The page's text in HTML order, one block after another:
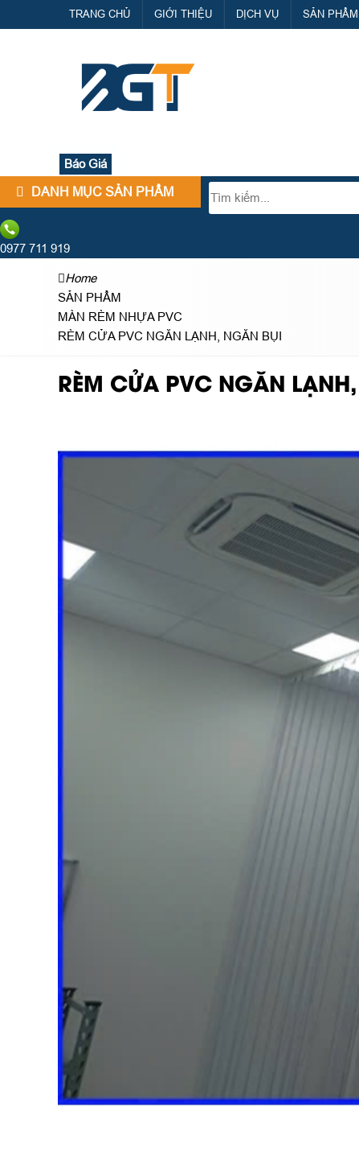
TRANG CHỦ GIỚI THIỆU DỊCH VỤ SẢN PHẨM
Báo Giá
DANH MỤC SẢN PHẨM
0977 711 919
Home
SẢN PHẨM
MÀN RÈM NHỰA PVC
RÈM CỬA PVC NGĂN LẠNH, NGĂN BỤI
RÈM CỬA PVC NGĂN